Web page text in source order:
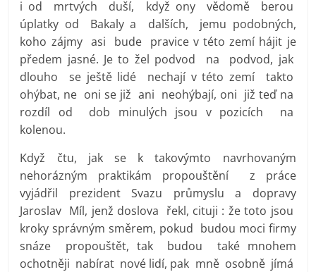
i od mrtvých duší, když ony vědomě berou
úplatky od Bakaly a dalších, jemu podobných,
koho zájmy asi bude pravice v této zemí hájit je
předem jasné. Je to žel podvod na podvod, jak
dlouho se ještě lidé nechají v této zemí takto
ohýbat, ne oni se již ani neohýbají, oni již teď na
rozdíl od dob minulých jsou v pozicích na
kolenou.
Když čtu, jak se k takovýmto navrhovaným
nehorázným praktikám propouštění z práce
vyjádřil prezident Svazu průmyslu a dopravy
Jaroslav Míl, jenž doslova řekl, cituji : že toto jsou
kroky správným směrem, pokud budou moci firmy
snáze propouštět, tak budou také mnohem
ochotněji nabírat nové lidí, pak mně osobně jímá